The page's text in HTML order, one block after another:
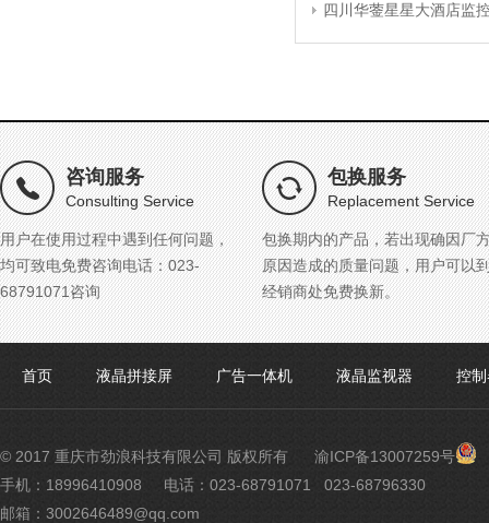
四川华蓥星星大酒店监
咨询服务
Consulting Service
用户在使用过程中遇到任何问题，
均可致电免费咨询电话：023-
68791071咨询
包换服务
Replacement Service
包换期内的产品，若出现确因厂
原因造成的质量问题，用户可以
经销商处免费换新。
首页 液晶拼接屏 广告一体机 液晶监视器 控
© 2017 重庆市劲浪科技有限公司 版权所有 渝ICP备13007259号 渝
手机：18996410908
电话：023-68791071 023-68796330
邮箱：3002646489@qq.com